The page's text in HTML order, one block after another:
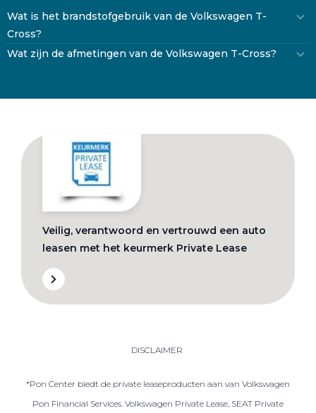
Wat is het brandstofgebruik van de Volkswagen T-
Cross?
Wat zijn de afmetingen van de Volkswagen T-Cross?
Veilig, verantwoord en vertrouwd een auto
leasen met het keurmerk Private Lease
DISCLAIMER
*Pon Center biedt de private leaseproducten aan van Volkswagen
Pon Financial Services. Volkswagen Private Lease, SEAT Private